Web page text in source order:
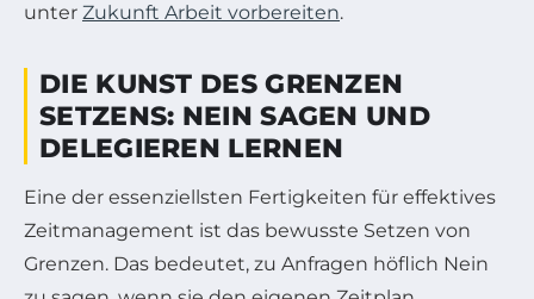
unter Zukunft Arbeit vorbereiten.
DIE KUNST DES GRENZEN
SETZENS: NEIN SAGEN UND
DELEGIEREN LERNEN
Eine der essenziellsten Fertigkeiten für effektives
Zeitmanagement ist das bewusste Setzen von
Grenzen. Das bedeutet, zu Anfragen höflich Nein